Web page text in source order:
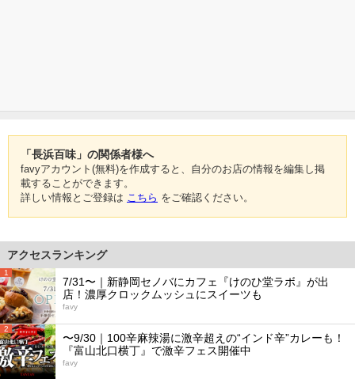
「長浜百味」の関係者様へ
favyアカウント(無料)を作成すると、自分のお店の情報を編集し掲
載することができます。
詳しい情報とご登録は こちら をご確認ください。
アクセスランキング
1
7/31〜｜新静岡セノバにカフェ『けのひ堂ラボ』が出
店！濃厚クロックムッシュにスイーツも
favy
2
〜9/30｜100辛麻辣湯に激辛超えの“インド辛”カレーも！
『富山北口横丁』で激辛フェス開催中
favy